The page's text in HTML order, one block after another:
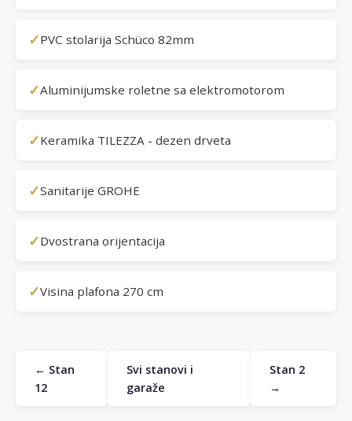
✓PVC stolarija Schüco 82mm
✓Aluminijumske roletne sa elektromotorom
✓Keramika TILEZZA - dezen drveta
✓Sanitarije GROHE
✓Dvostrana orijentacija
✓Visina plafona 270 cm
← Stan
12
Svi stanovi i
garaže
Stan 2
→